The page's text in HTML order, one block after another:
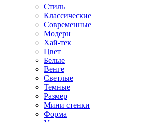
Стиль
Классические
Современные
Модерн
Хай-тек
Цвет
Белые
Венге
Светлые
Темные
Размер
Мини стенки
Форма